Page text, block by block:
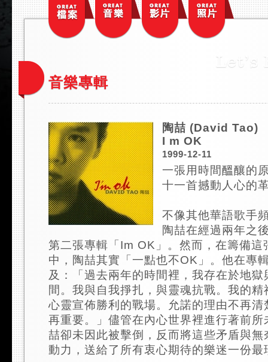
音樂專輯
陶喆 (David Tao)
I m OK
1999-12-11
一張用時間醞釀的
十一首撼動人心的
不像其他華語歌手
陶喆在經過兩年之
第二張專輯「Im OK」。然而，在籌備這
中，陶喆其實「一點也不OK」。他在專
及：「過去兩年的時間裡，我存在於地
間。我與自我掙扎，與靈魂抗戰。我的
心靈宣佈勝利的戰場。允諾的理由不再清
再重要。」儘管在內心世界裡進行著前所
喆卻未因此被擊倒，反而將這些矛盾與無
動力，送給了所有衷心期待的樂迷一份最